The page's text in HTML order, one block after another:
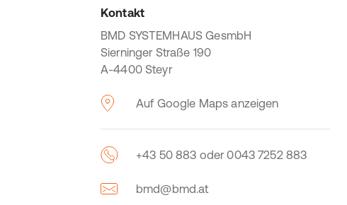
Kontakt
BMD SYSTEMHAUS GesmbH
Sierninger Straße 190
A-4400 Steyr
Auf Google Maps anzeigen
+43 50 883 oder 0043 7252 883
bmd@bmd.at